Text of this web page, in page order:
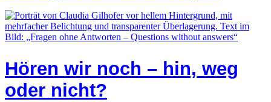
Hören wir noch – hin, weg
oder nicht?